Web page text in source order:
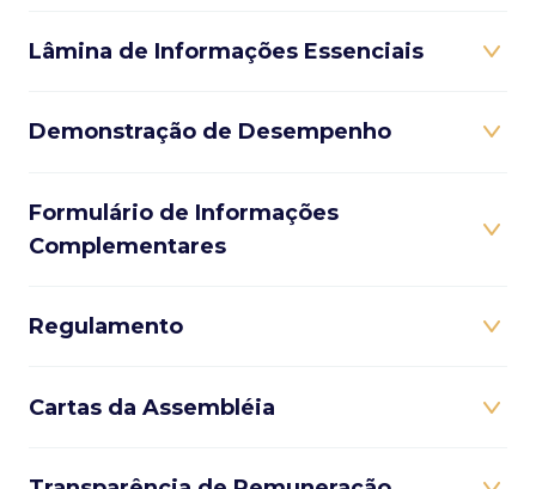
Lâmina de Informações Essenciais
Demonstração de Desempenho
Formulário de Informações
Complementares
Regulamento
Cartas da Assembléia